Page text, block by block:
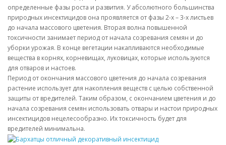
определенные фазы роста и развития. У абсолютного большинства
природных инсектицидов она проявляется от фазы 2-х – 3-х листьев
до начала массового цветения. Вторая волна повышенной
токсичности занимает период от начала созревания семян и до
уборки урожая. В конце вегетации накапливаются необходимые
вещества в корнях, корневищах, луковицах, которые используются
для отваров и настоев.
Период от окончания массового цветения до начала созревания
растение использует для накопления веществ с целью собственной
защиты от вредителей. Таким образом, с окончанием цветения и до
начала созревания семян использовать отвары и настои природных
инсектицидов нецелесообразно. Их токсичность будет для
вредителей минимальна.